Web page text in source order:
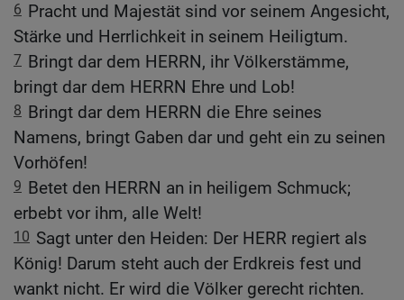
6 Pracht und Majestät sind vor seinem Angesicht,
Stärke und Herrlichkeit in seinem Heiligtum.
7 Bringt dar dem HERRN, ihr Völkerstämme,
bringt dar dem HERRN Ehre und Lob!
8 Bringt dar dem HERRN die Ehre seines
Namens, bringt Gaben dar und geht ein zu seinen
Vorhöfen!
9 Betet den HERRN an in heiligem Schmuck;
erbebt vor ihm, alle Welt!
10 Sagt unter den Heiden: Der HERR regiert als
König! Darum steht auch der Erdkreis fest und
wankt nicht. Er wird die Völker gerecht richten.